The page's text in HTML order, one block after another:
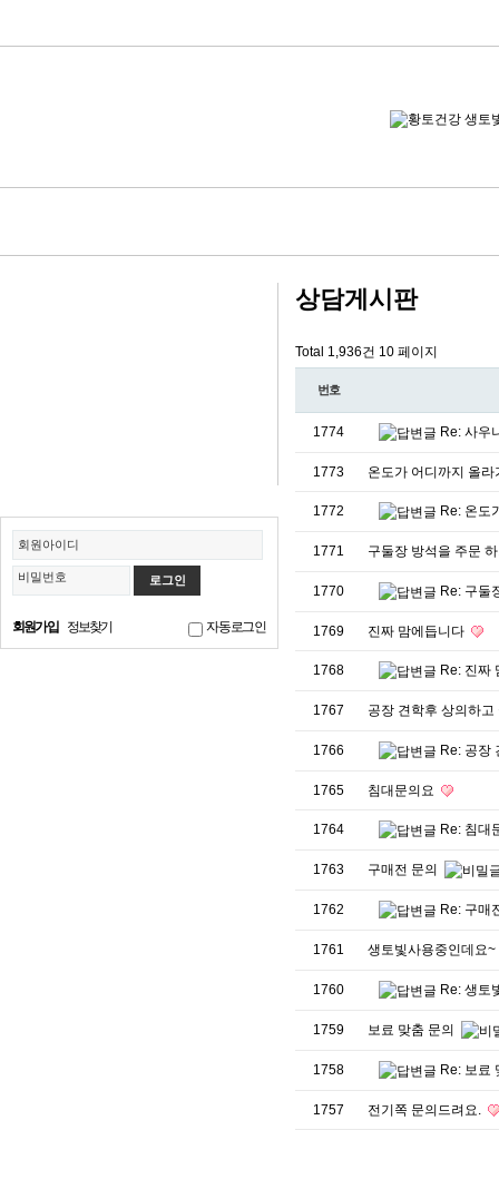
회원아이디
비밀번호
회원가입 정보찾기 자동로그인
상담게시판
Total 1,936건 10 페이지
번호
1774 Re: 사우
1773 온도가 어디까지 올
1772 Re: 온도
1771 구둘장 방석을 주문
1770 Re: 구둘
1769 진짜 맘에듭니다
1768 Re: 진짜
1767 공장 견학후 상의하
1766 Re: 공장
1765 침대문의요
1764 Re: 침대
1763 구매전 문의
1762 Re: 구매
1761 생토빛사용중인데요~
1760 Re: 생토
1759 보료 맞춤 문의
1758 Re: 보료
1757 전기쪽 문의드려요.